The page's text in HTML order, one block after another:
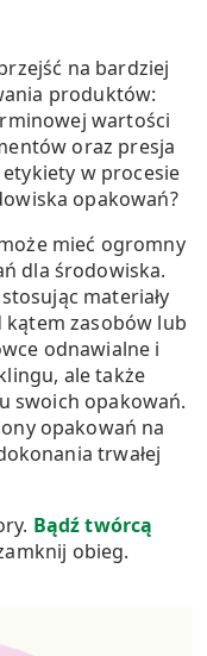
na bardziej
produktów:
wartości
oraz presja
w procesie
opakowań?
mieć ogromny
dla środowiska.
materiały
zasobów lub
odnawialne i
ale także
swoich opakowań.
opakowań na
trwałej
Bądź twórcą
obieg.